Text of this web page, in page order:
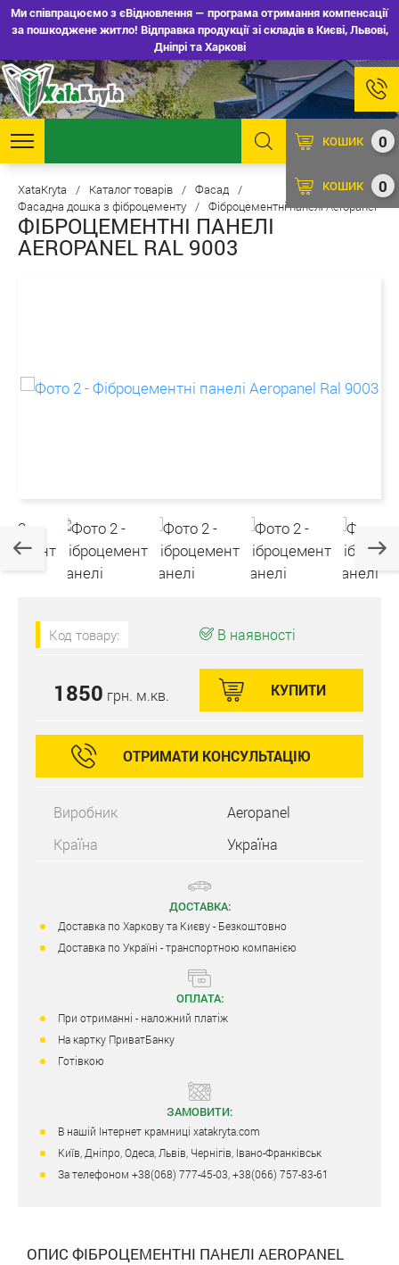
Ми співпрацюємо з єВідновлення — програма отримання компенсації
за пошкоджене житло! Відправка продукції зі складів в Києві, Львові,
Дніпрі та Харкові
0
КОШИК
0
КОШИК
XataKryta / Каталог товарів / Фасад /
Фасадна дошка з фіброцементу / Фіброцементні панелі Aeropanel
ФІБРОЦЕМЕНТНІ ПАНЕЛІ
AEROPANEL RAL 9003
Код товару: В наявності
1850 грн. м.кв. КУПИТИ
ОТРИМАТИ КОНСУЛЬТАЦІЮ
Виробник
Aeropanel
Країна
Україна
ДОСТАВКА:
Доставка по Харкову та Києву - Безкоштовно
Доставка по Україні - транспортною компанією
ОПЛАТА:
При отриманні - наложний платіж
На картку ПриватБанку
Готівкою
ЗАМОВИТИ:
В нашій Інтернет крамниці xatakryta.com
Київ, Дніпро, Одеса, Львів, Чернігів, Івано-Франківськ
За телефоном +38(068) 777-45-03, +38(066) 757-83-61
ОПИС ФІБРОЦЕМЕНТНІ ПАНЕЛІ AEROPANEL